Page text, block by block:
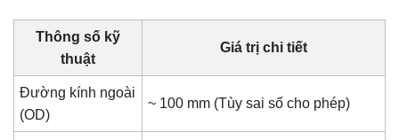
Thông số kỹ
thuật
Giá trị chi tiết
Đường kính ngoài
(OD)
~ 100 mm (Tùy sai số cho phép)